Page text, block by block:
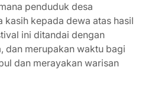
penduduk desa
kepada dewa atas hasil
ini ditandai dengan
dan merupakan waktu bagi
dan merayakan warisan